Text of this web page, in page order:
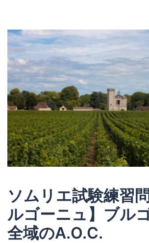
ソムリエ試験練習
ルゴーニュ】ブル
全域のA.O.C.